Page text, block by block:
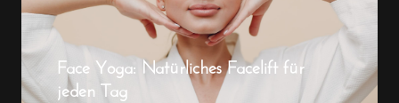
Face Yoga: Natürliches Facelift für
jeden Tag